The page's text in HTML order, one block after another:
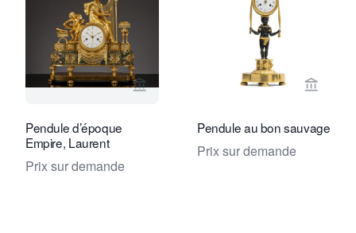
Voir la page vendeur de Kollenburg
Pendule d’époque
Empire, Laurent
Prix sur demande
Voir la
Pendule au bon sauvage
Prix sur demande